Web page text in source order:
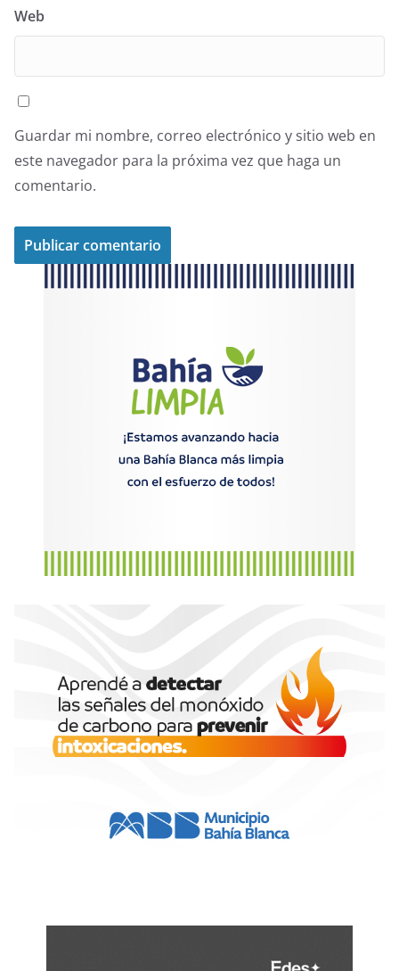
Web
Guardar mi nombre, correo electrónico y sitio web en
este navegador para la próxima vez que haga un
comentario.